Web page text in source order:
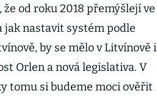
od roku 2018 přemýšlejí ve
jak nastavit systém podle
by se mělo v Litvínově i
Orlen a nová legislativa. V
tomu si budeme moci ověřit